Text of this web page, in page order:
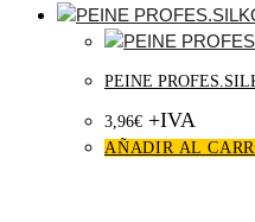
PEINE
3,96€ +IVA
AÑADIR AL